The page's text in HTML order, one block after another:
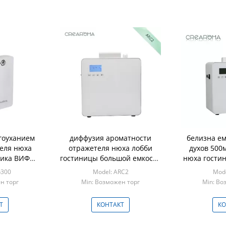
нюха
ВИФИ
торг
диффузия ароматности
отражетеля нюха лобби
гостиницы большой емкости
1Л холодная для кино
Model: ARC2
Min: Возможен торг
КОНТАКТ
белизна
духов
нюха
Min: